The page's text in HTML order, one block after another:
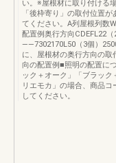
い。※屋根材に取り付ける
「後枠寄り」の取付位置
てください。A列屋根列数
配置例奥行方向CDEFL22
――7302170L50（3個）
に、屋根材の奥行方向の
向の配置例■照明の配置に
ック＋オーク」「ブラッ
リエモカ」の場合、商品
してください。